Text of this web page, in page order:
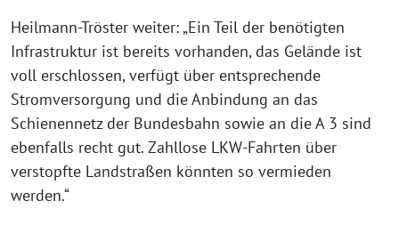
Heilmann-Tröster weiter: „Ein Teil der benötigten
Infrastruktur ist bereits vorhanden, das Gelände ist
voll erschlossen, verfügt über entsprechende
Stromversorgung und die Anbindung an das
Schienennetz der Bundesbahn sowie an die A 3 sind
ebenfalls recht gut. Zahllose LKW-Fahrten über
verstopfte Landstraßen könnten so vermieden
werden.“